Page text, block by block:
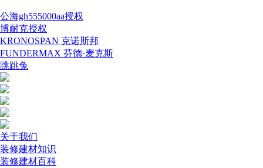
公海gh555000aa授权
博耐克授权
KRONOSPAN 克诺斯邦
FUNDERMAX 芬德·麦克斯
跳跳兔
关于我们
装修建材知识
装修建材百科